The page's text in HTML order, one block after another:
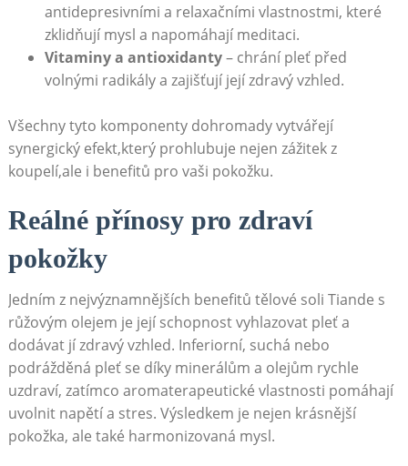
antidepresivními a relaxačními vlastnostmi, které ​
zklidňují ⁣mysl a napomáhají meditaci.
Vitaminy a antioxidanty– ⁢chrání pleť před
volnými radikály a zajišťují její zdravý vzhled.
Všechny ​tyto ⁢komponenty dohromady vytvářejí‍
synergický efekt,který prohlubuje nejen ⁢zážitek z
koupelí,ale ‍i benefitů pro vaši pokožku.
Reálné přínosy pro ⁣zdraví
pokožky
Jedním z nejvýznamnějších benefitů tělové soli Tiande s
růžovým olejem je její schopnost ⁤vyhlazovat pleť a
dodávat jí zdravý vzhled. Inferiorní, suchá nebo
podrážděná‌ pleť se díky minerálům a‌ olejům rychle⁣
uzdraví, ⁢zatímco aromaterapeutické vlastnosti pomáhají
uvolnit napětí a stres. Výsledkem je nejen krásnější
⁣pokožka, ale také ⁣harmonizovaná ​mysl.